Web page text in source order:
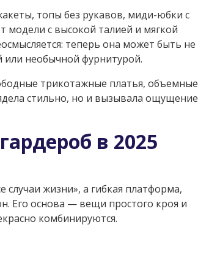
топы без рукавов, миди-юбки с
с высокой талией и мягкой
теперь она может быть не
или необычной фурнитурой.
трикотажные платья, объемные
стильно, но и вызывала ощущение
в 2025
случаи жизни», а гибкая платформа,
Его основа — вещи простого кроя и
комбинируются.